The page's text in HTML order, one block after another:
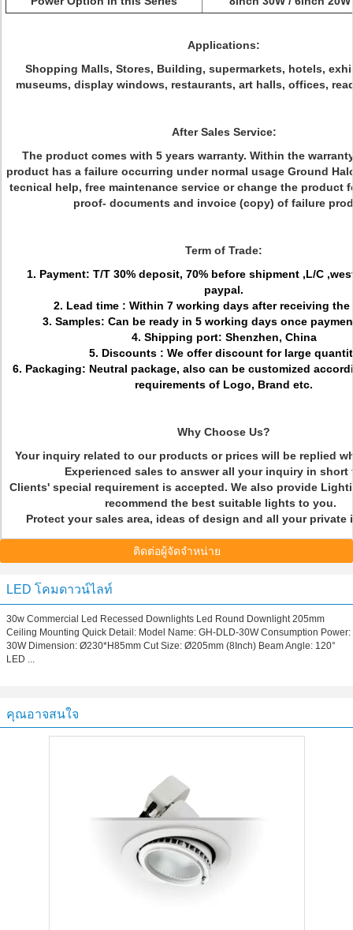
Applications:
Shopping Malls, Stores, Building, supermarkets, hotels,
museums, display windows, restaurants, art halls, offices,
After Sales Service:
The product comes with 5 years warranty. Within the
product has a failure occurring under normal usage Ground
tecnical help, free maintenance service or change the product
proof- documents and invoice (copy) of failure
Term of Trade:
1. Payment: T/T 30% deposit, 70% before shipment ,L/C
paypal.
2. Lead time : Within 7 working days after receiving
3. Samples: Can be ready in 5 working days once
4. Shipping port: Shenzhen, China
5. Discounts : We offer discount for large
6. Packaging: Neutral package, also can be customized
requirements of Logo, Brand etc.
Why Choose Us?
Your inquiry related to our products or prices will be replied
Experienced sales to answer all your inquiry in
Clients' special requirement is accepted. We also provide
recommend the best suitable lights to you.
Protect your sales area, ideas of design and all your
ติดต่อผู้จัดจำหน่าย
LED โคมดาวน์ไลท์
30w Commercial Led Recessed Downlights Led Round Downlight 205mm
Ceiling Mounting Quick Detail: Model Name: GH-DLD-30W Consumption Power:
30W Dimension: Ø230*H85mm Cut Size: Ø205mm (8Inch) Beam Angle: 120°
LED ...
คุณอาจสนใจ